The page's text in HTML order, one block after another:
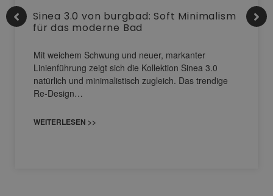
Sinea 3.0 von burgbad: Soft Minimalism
für das moderne Bad
Mit weichem Schwung und neuer, markanter
Linienführung zeigt sich die Kollektion Sinea 3.0
natürlich und minimalistisch zugleich. Das trendige
Re-Design…
WEITERLESEN >>